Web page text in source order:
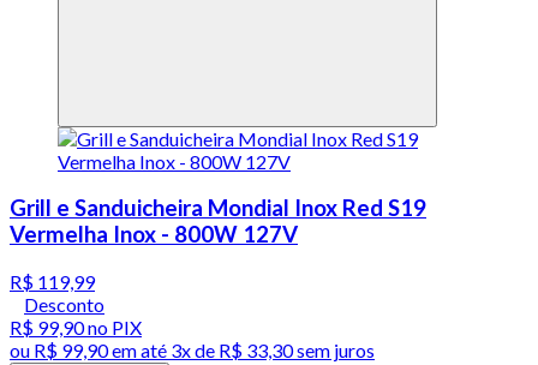
Grill e Sanduicheira Mondial Inox Red S19
Vermelha Inox - 800W 127V
R$ 119,99
Desconto
R$ 99,90no PIX
ou R$ 99,90em até 3x de R$ 33,30 sem juros